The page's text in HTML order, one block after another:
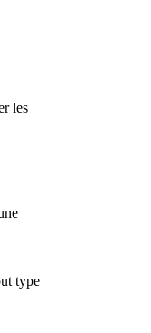
les
type